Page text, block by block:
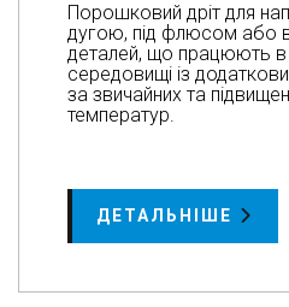
Порошковий дріт для
дугою, під флюсом або
деталей, що працюють
середовищі із
за звичайних та
температур.
ДЕТАЛЬНІШЕ